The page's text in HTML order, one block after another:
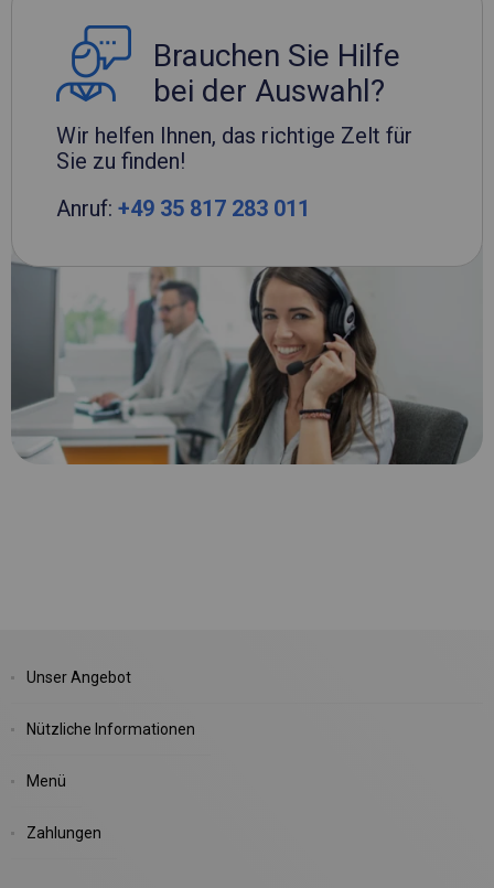
Brauchen Sie Hilfe
bei der Auswahl?
Wir helfen Ihnen, das richtige Zelt für
Sie zu finden!
Anruf: +49 35 817 283 011
Unser Angebot
Nützliche Informationen
Menü
Zahlungen